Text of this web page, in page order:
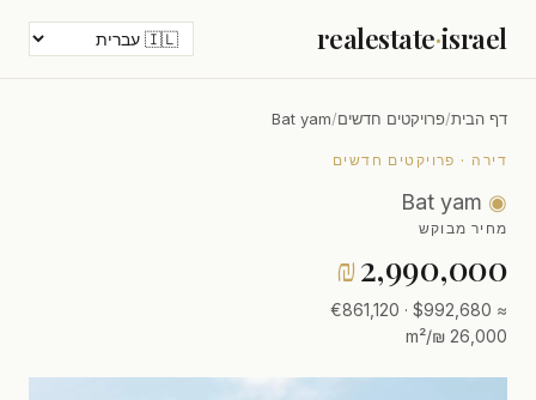
realestate·israel
דף הבית/פרויקטים חדשים/
Bat yam
דירה · פרויקטים חדשים
◉
מחיר מבוקש
₪2,990,000
≈ $992,680 · €861,120
26,000 ₪/m²